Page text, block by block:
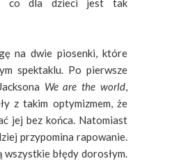
co dla dzieci jest tak
na dwie piosenki, które
spektaklu. Po pierwsze
We are the world,
z takim optymizmem, że
jej bez końca. Natomiast
przypomina rapowanie.
błędy dorosłym.